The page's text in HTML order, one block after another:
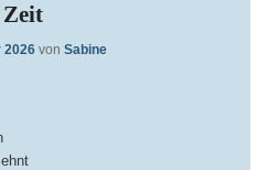
2026 von Sabine